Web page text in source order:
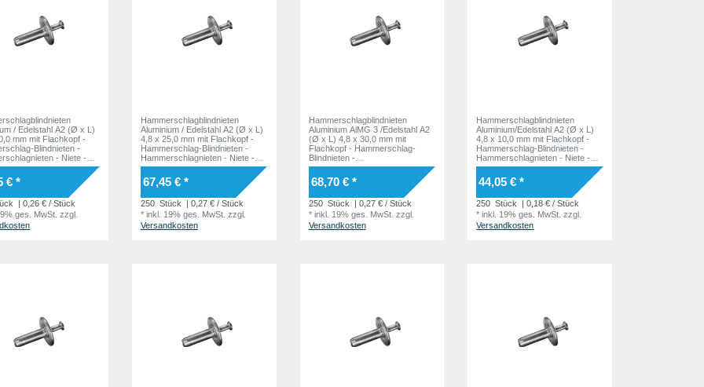
/ Edelstahl A2 (Ø x L)
mm mit Flachkopf -
Blindnieten -
- Niete -
€ *
| 0,26 € / Stück
ges. MwSt. zzgl.
Hammerschlagblindnieten
Aluminium / Edelstahl A2 (Ø x L)
4,8 x 25,0 mm mit Flachkopf -
Hammerschlag-Blindnieten -
Hammerschlagnieten - Niete -
HAMMER
67,45 € *
250 Stück
| 0,27 € / Stück
* inkl. 19% ges. MwSt. zzgl.
Versandkosten
Hammerschlagblindnieten
Aluminium AlMG 3 /Edelstahl A2
(Ø x L) 4,8 x 30,0 mm mit
Flachkopf - Hammerschlag-
Blindnieten -
Hammerschlagnieten - Niete -
HAMMER
68,70 € *
250 Stück
| 0,27 € / Stück
* inkl. 19% ges. MwSt. zzgl.
Versandkosten
Hammerschlagblindnieten
Aluminium/Edelstahl A2 (Ø x L)
4,8 x 10,0 mm mit Flachkopf -
Hammerschlag-Blindnieten -
Hammerschlagnieten - Niete -
HAMMER
44,05 € *
250 Stück
| 0,18 € / Stück
*inkl. 19% ges. MwSt. zzgl.
Versandkosten